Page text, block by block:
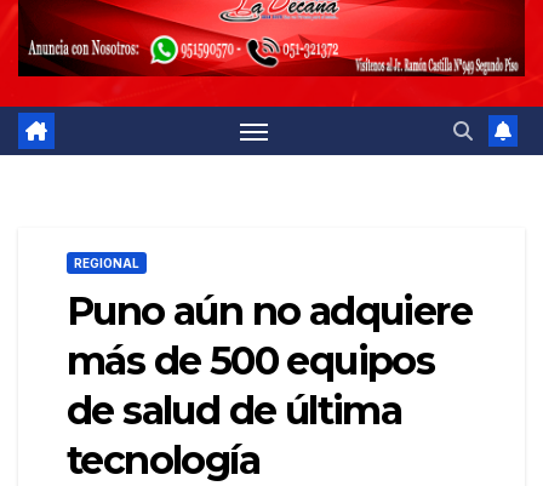
REGIONAL
Puno aún no adquiere
más de 500 equipos
de salud de última
tecnología